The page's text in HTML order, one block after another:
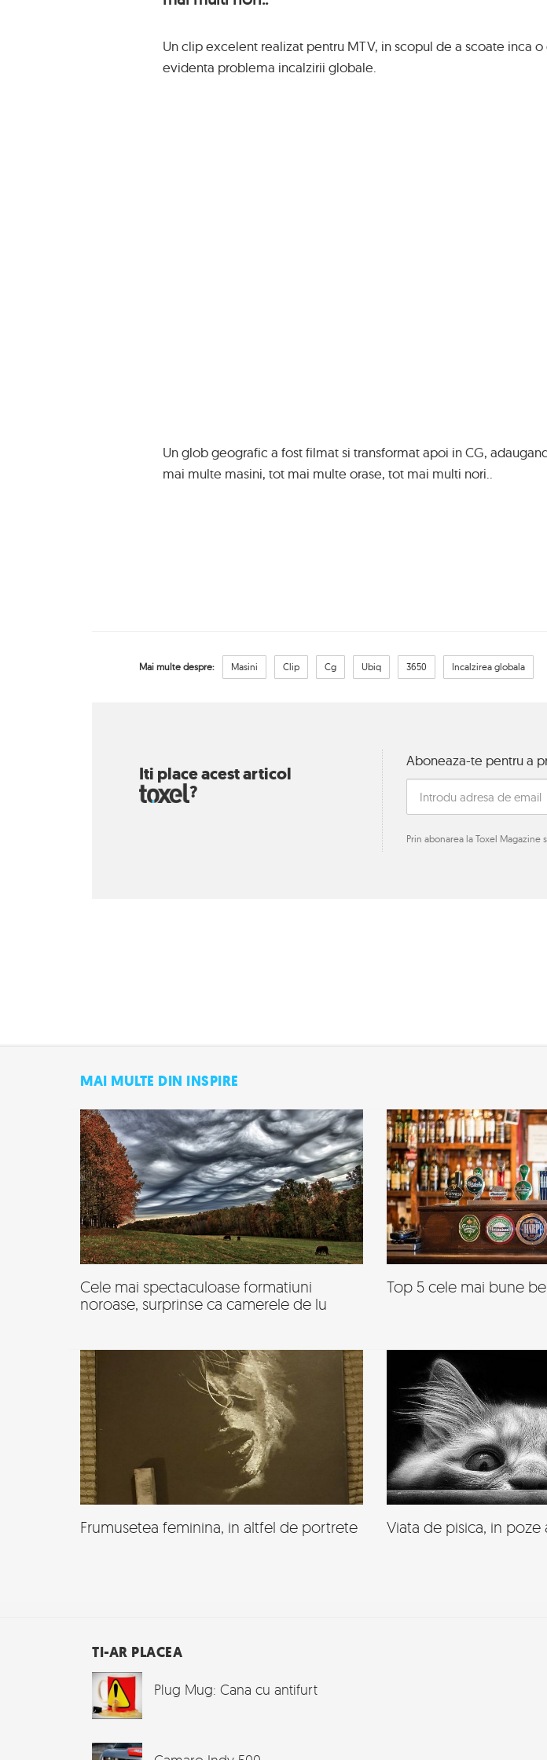
Un clip excelent realizat pentru MTV, in scopul de a scoate inca o
evidenta problema incalzirii globale.
Un glob geografic a fost filmat si transformat apoi in CG,
mai multe masini, tot mai multe orase, tot mai multi nori..
Mai multe despre: Masini Clip Cg Ubiq 3650 Incalzirea globala
Iti place acest articol
?
Aboneaza-te pentru a
Prin abonarea la Toxel Magazine
MAI MULTE DIN INSPIRE
Cele mai spectaculoase formatiuni
noroase, surprinse ca camerele de lu
Top 5 cele mai bune
Frumusetea feminina, in altfel de portrete Viata de pisica, in poze
TI-AR PLACEA
Plug Mug: Cana cu antifurt